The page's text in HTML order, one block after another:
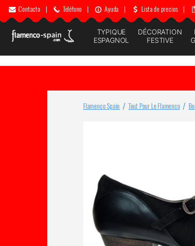
Contacto | Teléfono | Ayuda | Lista de precios |
TYPIQUE
ESPAGNOL
DÉCORATION
FESTIVE
Flamenco Spain Tout Pour Le Flamenco